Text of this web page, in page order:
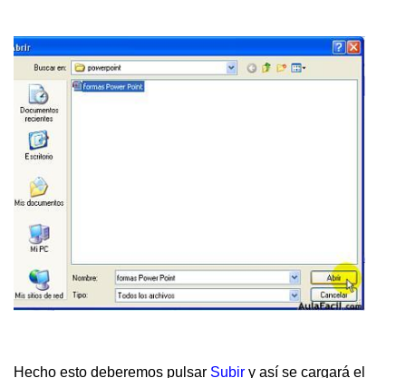
Hecho esto deberemos pulsar Subir y así se cargará el